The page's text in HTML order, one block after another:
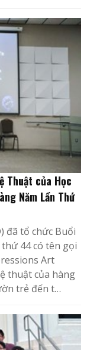
Thuật của Học
Năm Lần Thứ
đã tổ chức Buổi
44 có tên gọi
Art
thuật của hàng
trẻ đến t…